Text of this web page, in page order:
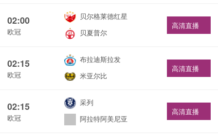
02:00
欧冠
贝尔格莱德红星
贝夏普尔
高清直播
02:15
欧冠
布拉迪斯拉发
米亚尔比
高清直播
02:15
欧冠
采列
阿拉特阿美尼亚
高清直播